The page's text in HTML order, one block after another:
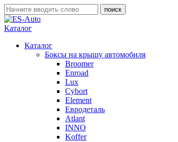
Каталог
Каталог
Боксы на крышу автомобиля
Broomer
Enroad
Lux
Cybort
Element
Евродеталь
Atlant
INNO
Koffer